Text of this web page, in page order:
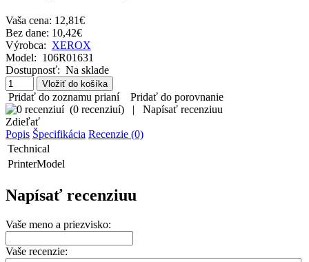
Vaša cena: 12,81€
Bez dane: 10,42€
Výrobca: XEROX
Model: 106R01631
Dostupnosť: Na sklade
Pridať do zoznamu prianí
Pridať do porovnanie
(0 recenziuí) |
Napísať recenziuu
Zdieľať
Popis Špecifikácia Recenzie (0)
Technical
PrinterModel
Napísať recenziuu
Vaše meno a priezvisko:
Vaše recenzie: